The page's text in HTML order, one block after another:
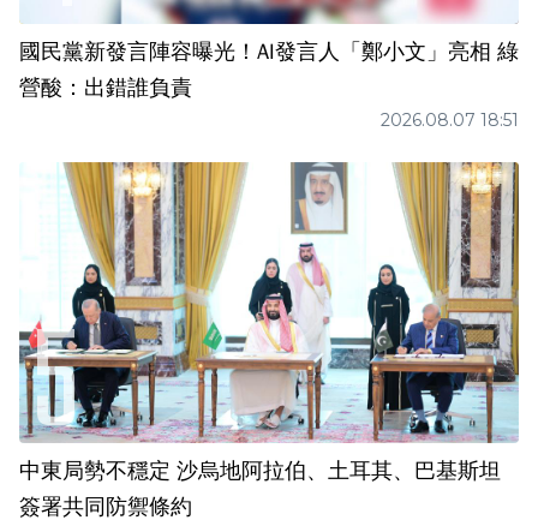
國民黨新發言陣容曝光！AI發言人「鄭小文」亮相 綠
營酸：出錯誰負責
2026.08.07 18:51
中東局勢不穩定 沙烏地阿拉伯、土耳其、巴基斯坦
簽署共同防禦條約